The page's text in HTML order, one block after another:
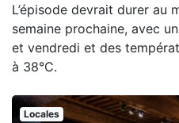
L’épisode devrait durer au
semaine prochaine, avec
et vendredi et des
à 38°C.
Locales